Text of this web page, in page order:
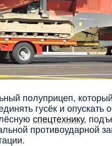
полуприцеп,
гусёк и
спецтехнику,
противоударной